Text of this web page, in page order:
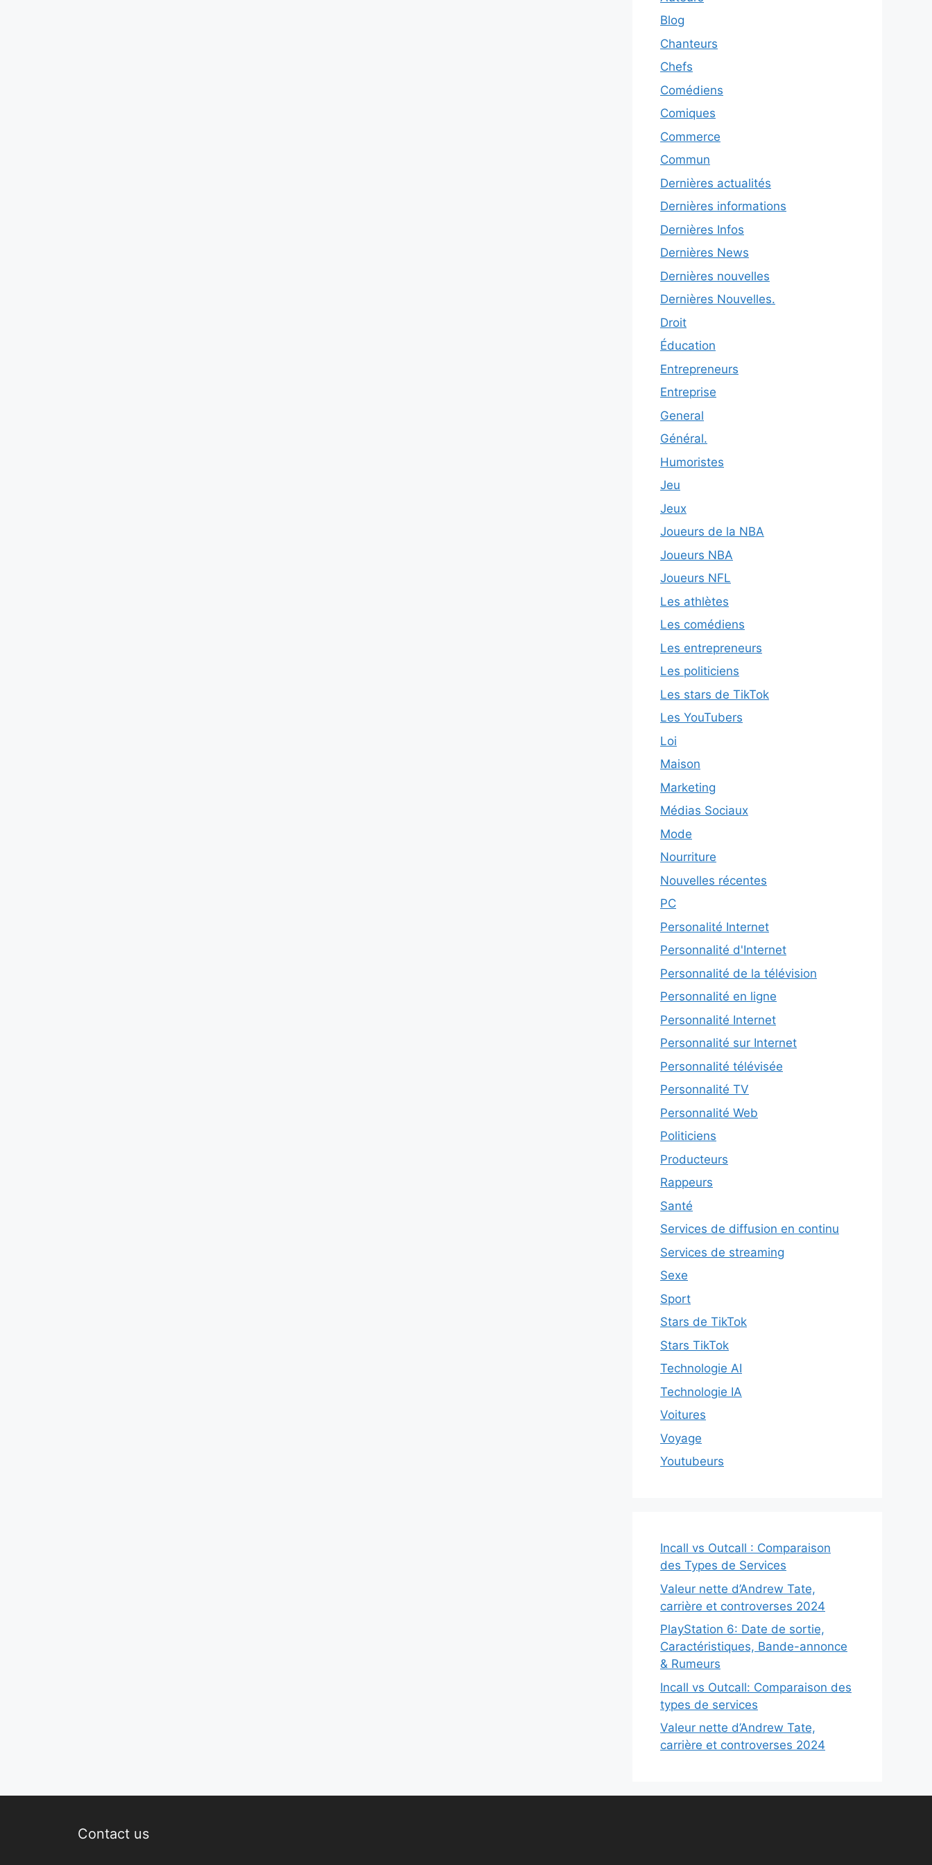
Blog
Chanteurs
Chefs
Comédiens
Comiques
Commerce
Commun
Dernières actualités
Dernières informations
Dernières Infos
Dernières News
Dernières nouvelles
Dernières Nouvelles.
Droit
Éducation
Entrepreneurs
Entreprise
General
Général.
Humoristes
Jeu
Jeux
Joueurs de la NBA
Joueurs NBA
Joueurs NFL
Les athlètes
Les comédiens
Les entrepreneurs
Les politiciens
Les stars de TikTok
Les YouTubers
Loi
Maison
Marketing
Médias Sociaux
Mode
Nourriture
Nouvelles récentes
PC
Personalité Internet
Personnalité d'Internet
Personnalité de la télévision
Personnalité en ligne
Personnalité Internet
Personnalité sur Internet
Personnalité télévisée
Personnalité TV
Personnalité Web
Politiciens
Producteurs
Rappeurs
Santé
Services de diffusion en continu
Services de streaming
Sexe
Sport
Stars de TikTok
Stars TikTok
Technologie AI
Technologie IA
Voitures
Voyage
Youtubeurs
Incall vs Outcall : Comparaison
des Types de Services
Valeur nette d’Andrew Tate,
carrière et controverses 2024
PlayStation 6: Date de sortie,
Caractéristiques, Bande-annonce
& Rumeurs
Incall vs Outcall: Comparaison des
types de services
Valeur nette d’Andrew Tate,
carrière et controverses 2024
Contact us